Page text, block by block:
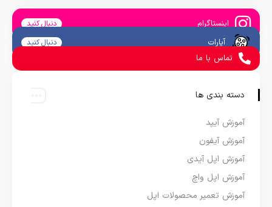
اینستاگرام دنبال کنید
آپارات دنبال کنید
تماس با ما
دسته بندی ها
آموزش آیپد
آموزش آیفون
آموزش اپل آیدی
آموزش اپل واچ
آموزش تعمیر محصولات اپل